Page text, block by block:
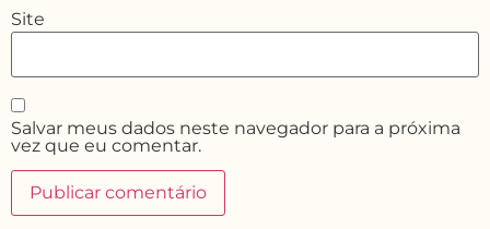
Site
Salvar meus dados neste navegador para a próxima
vez que eu comentar.